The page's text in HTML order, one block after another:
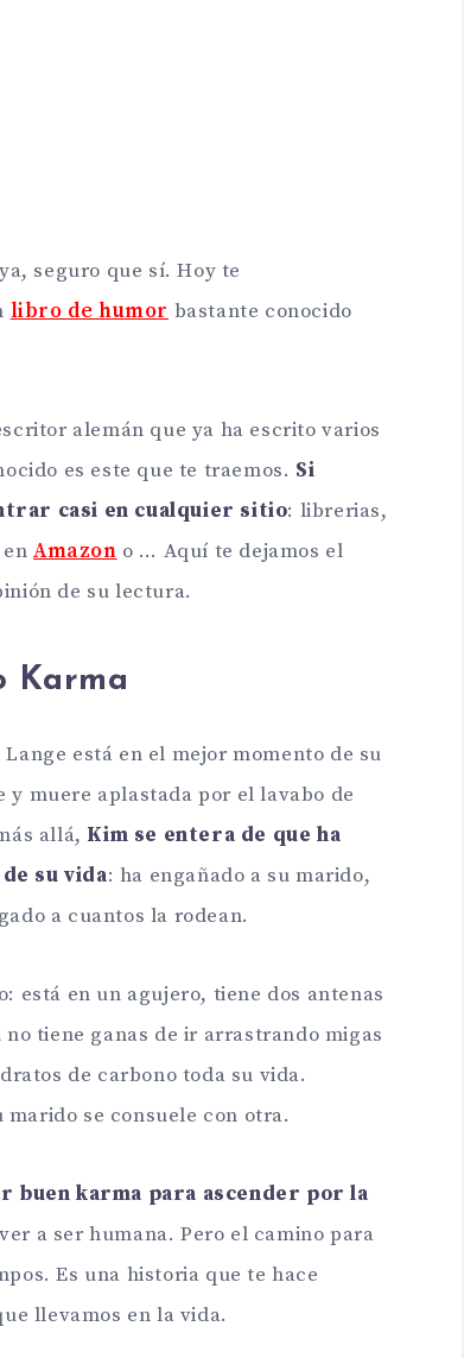
seguro que sí. Hoy te
libro de humor bastante conocido
alemán que ya ha escrito varios
es este que te traemos. Si
casi en cualquier sitio: librerias,
enAmazon o … Aquí te dejamos el
de su lectura.
Karma
está en el mejor momento de su
muere aplastada por el lavabo de
allá, Kim se entera de que ha
su vida: ha engañado a su marido,
a cuantos la rodean.
está en un agujero, tiene dos antenas
no tiene ganas de ir arrastrando migas
de carbono toda su vida.
se consuele con otra.
buen karma para ascender por la
a ser humana. Pero el camino para
Es una historia que te hace
llevamos en la vida.